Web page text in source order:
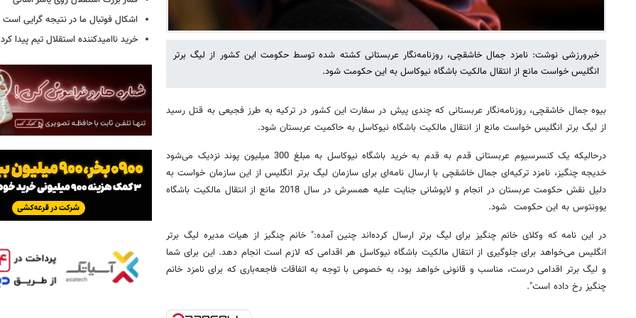
خبرورزشی نوشت: نامزد جمال خاشقچی، روزنامه‌نگار عربستانی کشته شده توسط حکومت این کشور از لیگ برتر
انگلیس خواست مانع از انتقال مالکیت باشگاه نیوکاسل به این حکومت شود.
بیوه جمال خاشقچی، روزنامه‌نگار عربستانی که چندی پیش در سفارت این کشور در ترکیه به طرز فجیعی به قتل رسید
از لیگ برتر انگلیس خواست مانع از انتقال مالکیت باشگاه نیوکاسل به حاکمیت عربستان شود.
درحالیکه یک کنسرسیوم عربستانی قدم به قدم به خرید باشگاه نیوکاسل به مبلغ 300 میلیون پوند نزدیک می‌شود
خدیجه چنگیز، نامزد ترکیه‌ای جمال خاشقچی با ارسال نامه‌ای برای سازمان لیگ برتر انگلیس از این سازمان خواست به
دلیل نقش حکومت عربستان در انجام و لاپوشانی جنایت علیه همسرش در سال 2018 مانع از انتقال مالکیت باشگاه
یوونتوس به این حکومت شود.
در این نامه که وکلای خانم چنگیز برای لیگ برتر ارسال کرده‌اند چنین آمده:" خانم چنگیز از هیات مدیره لیگ برتر
انگلیس می‌خواهد برای جلوگیری از انتقال مالکیت باشگاه نیوکاسل هر اقدامی که لازم است انجام دهد. این برای شما
و لیگ برتر اقدامی درست، مناسب و قانونی خواهد بود، به خصوص با توجه به اتفاقات فاجعه‌باری که برای نامزد خانم
چنگیز رخ داده است".
اشکال فوتبال ما در نتیجه گرایی است
خرید ناامیدکننده استقلال تیم پیدا کرد